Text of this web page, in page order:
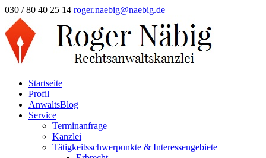
030 / 80 40 25 14 roger.naebig@naebig.de
Startseite
Profil
AnwaltsBlog
Service
Terminanfrage
Kanzlei
Tätigkeitsschwerpunkte & Interessengebiete